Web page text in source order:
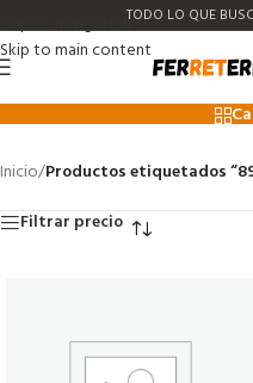
Skip to navigation
Skip to main content
TODO LO QUE
Inicio/Productos etiquetados
Filtrar precio